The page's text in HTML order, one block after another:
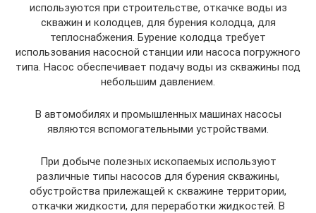
используются при строительстве, откачке воды из
скважин и колодцев, для бурения колодца, для
теплоснабжения. Бурение колодца требует
использования насосной станции или насоса погружного
типа. Насос обеспечивает подачу воды из скважины под
небольшим давлением.
В автомобилях и промышленных машинах насосы
являются вспомогательными устройствами.
При добыче полезных ископаемых используют
различные типы насосов для бурения скважины,
обустройства прилежащей к скважине территории,
откачки жидкости, для переработки жидкостей. В